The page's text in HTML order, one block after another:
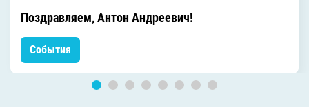
Поздравляем, Антон Андреевич!
События